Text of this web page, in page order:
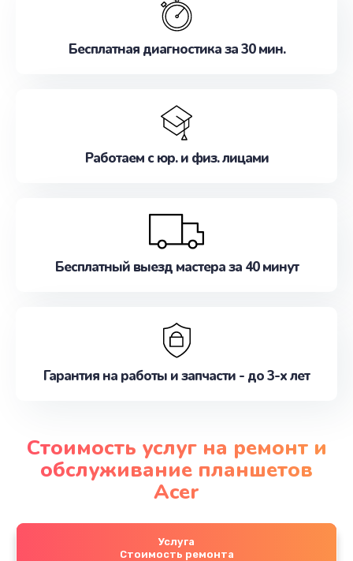
Бесплатная диагностика за 30 мин.
Работаем с юр. и физ. лицами
Бесплатный выезд мастера за 40 минут
Гарантия на работы и запчасти - до 3-х лет
Стоимость услуг на ремонт и
обслуживание планшетов
Acer
Услуга
Стоимость ремонта